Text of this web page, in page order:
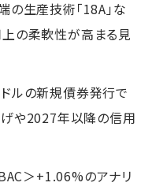
生産技術「18A」な
の柔軟性が高まる見
ルの新規債券発行で
や2027年以降の信用
＞+1.06%のアナリ